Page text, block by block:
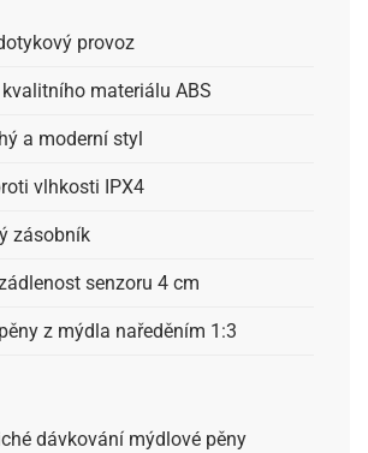
provoz
materiálu ABS
a moderní styl
vlhkosti IPX4
zásobník
senzoru 4 cm
z mýdla naředěním 1:3
dávkování mýdlové pěny